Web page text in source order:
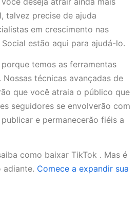
talvez precise de ajuda
em crescimento nas
estão aqui para ajudá-lo.
temos as ferramentas
Nossas técnicas avançadas de
que você atraia o público que
seguidores se envolverão com
e permanecerão fiéis a
como baixar TikTok . Mas é
adiante. Comece a expandir sua